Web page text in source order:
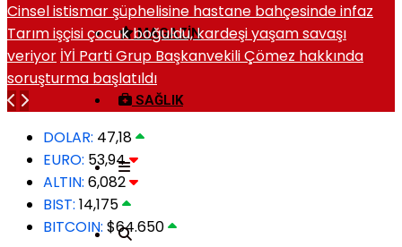
MAGAZIN
SAĞLIK
Cinsel istismar şüphelisine hastane bahçesinde infaz
Tarım işçisi çocuk boğuldu, kardeşi yaşam savaşı
veriyor İYİ Parti Grup Başkanvekili Çömez hakkında
soruşturma başlatıldı
DOLAR: 47,18
EURO: 53,94
ALTIN: 6,082
BIST: 14,175
BITCOIN: $64.650